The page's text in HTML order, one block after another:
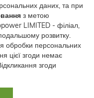
даних, та при
з метою
LIMITED - філіал,
розвитку.
обробки персональних
цієї згоди немає
згоди